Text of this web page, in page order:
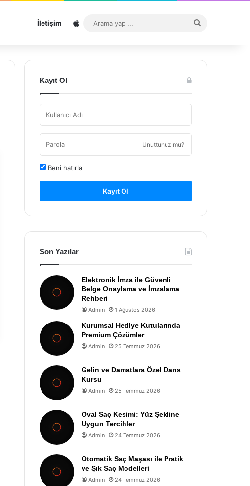
İletişim Sitemap
...
Kayıt Ol
Unuttunuz mu?
Beni hatırla
Kayıt Ol
Son Yazılar
Elektronik İmza ile Güvenli
Belge Onaylama ve İmzalama
Rehberi
Admin 1 Ağustos 2026
Kurumsal Hediye Kutularında
Premium Çözümler
Admin 25 Temmuz 2026
Gelin ve Damatlara Özel Dans
Kursu
Admin 25 Temmuz 2026
Oval Saç Kesimi: Yüz Şekline
Uygun Tercihler
Admin 24 Temmuz 2026
Otomatik Saç Maşası ile Pratik
ve Şık Saç Modelleri
Admin 24 Temmuz 2026